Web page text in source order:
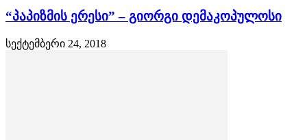
“პაპიზმის ერესი” – გიორგი დემაკოპულოსი
სექტემბერი 24, 2018